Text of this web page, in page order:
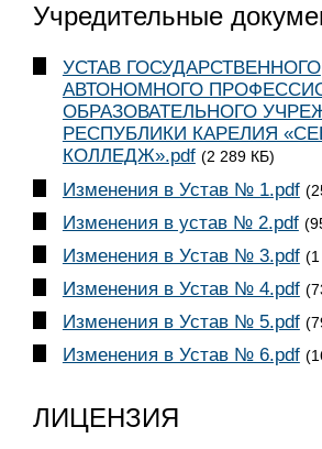
Учредительные
УСТАВ ГОСУДАРСТВЕННОГО
АВТОНОМНОГО
ОБРАЗОВАТЕЛЬНОГО
РЕСПУБЛИКИ КАРЕЛИЯ
КОЛЛЕДЖ».pdf (2 289 КБ)
Изменения в Устав № 1.pdf
Изменения в устав № 2.pdf
Изменения в Устав № 3.pdf
Изменения в Устав № 4.pdf
Изменения в Устав № 5.pdf
Изменения в Устав № 6.pdf
ЛИЦЕНЗИЯ